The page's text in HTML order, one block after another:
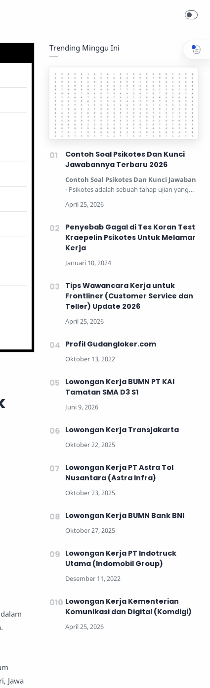
Jawa
Trending Minggu Ini
Contoh Soal Psikotes Dan Kunci
Jawabannya Terbaru 2026
Contoh Soal Psikotes Dan Kunci Jawaban
- Psikotes adalah sebuah tahap ujian yang
Penyebab Gagal di Tes Koran Test
Kraepelin Psikotes Untuk Melamar
Kerja
Tips Wawancara Kerja untuk
Frontliner (Customer Service dan
Teller) Update 2026
Profil Gudangloker.com
Lowongan Kerja BUMN PT KAI
Tamatan SMA D3 S1
Lowongan Kerja Transjakarta
Lowongan Kerja PT Astra Tol
Nusantara (Astra Infra)
Lowongan Kerja BUMN Bank BNI
Lowongan Kerja PT Indotruck
Utama (Indomobil Group)
Lowongan Kerja Kementerian
Komunikasi dan Digital (Komdigi)